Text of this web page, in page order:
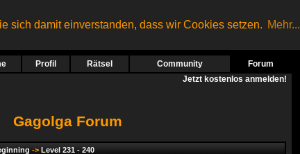
sich damit einverstanden, dass wir Cookies setzen. Mehr...
Profil Rätsel Community Forum
Jetzt kostenlos anmelden!
Gagolga Forum
-> Level 231 - 240